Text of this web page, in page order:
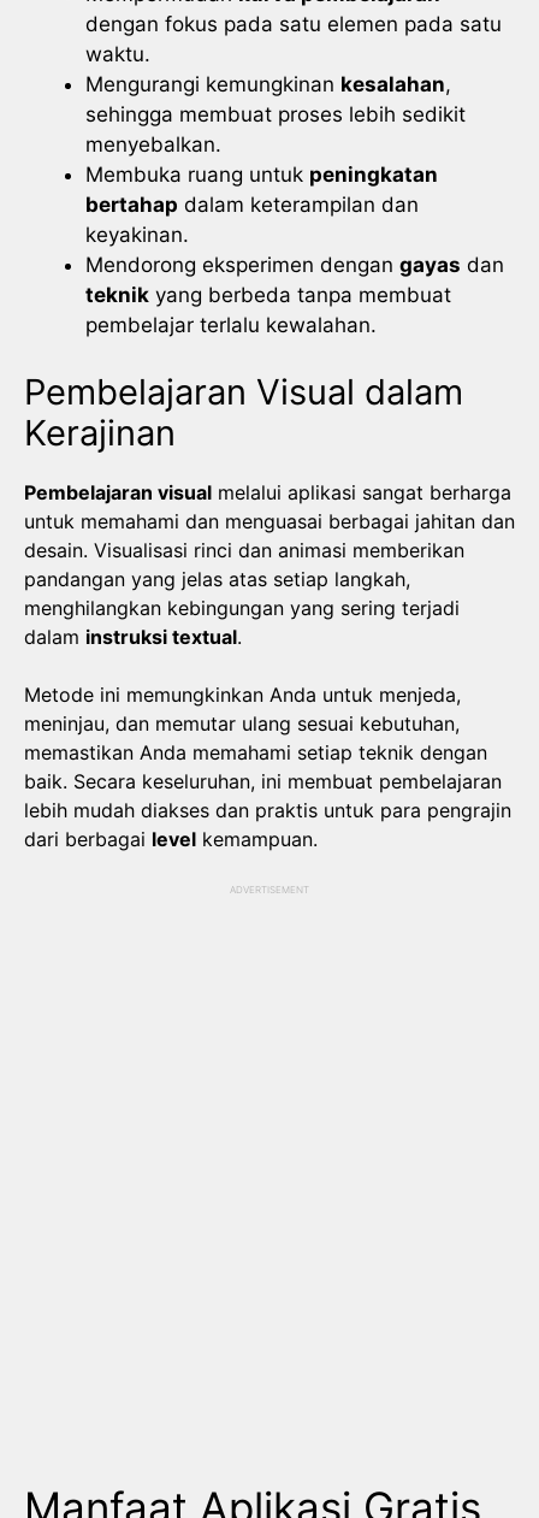
dengan fokus pada satu elemen pada satu
waktu.
Mengurangi kemungkinan kesalahan,
sehingga membuat proses lebih sedikit
menyebalkan.
Membuka ruang untuk peningkatan
bertahap dalam keterampilan dan
keyakinan.
Mendorong eksperimen dengan gayas dan
teknik yang berbeda tanpa membuat
pembelajar terlalu kewalahan.
Pembelajaran Visual dalam
Kerajinan
Pembelajaran visual melalui aplikasi sangat berharga
untuk memahami dan menguasai berbagai jahitan dan
desain. Visualisasi rinci dan animasi memberikan
pandangan yang jelas atas setiap langkah,
menghilangkan kebingungan yang sering terjadi
dalam instruksi textual.
Metode ini memungkinkan Anda untuk menjeda,
meninjau, dan memutar ulang sesuai kebutuhan,
memastikan Anda memahami setiap teknik dengan
baik. Secara keseluruhan, ini membuat pembelajaran
lebih mudah diakses dan praktis untuk para pengrajin
dari berbagai level kemampuan.
ADVERTISEMENT
Manfaat Aplikasi Gratis